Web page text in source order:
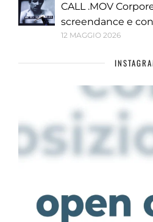
CALL .MOV
screendance e
12 MAGGIO 2026